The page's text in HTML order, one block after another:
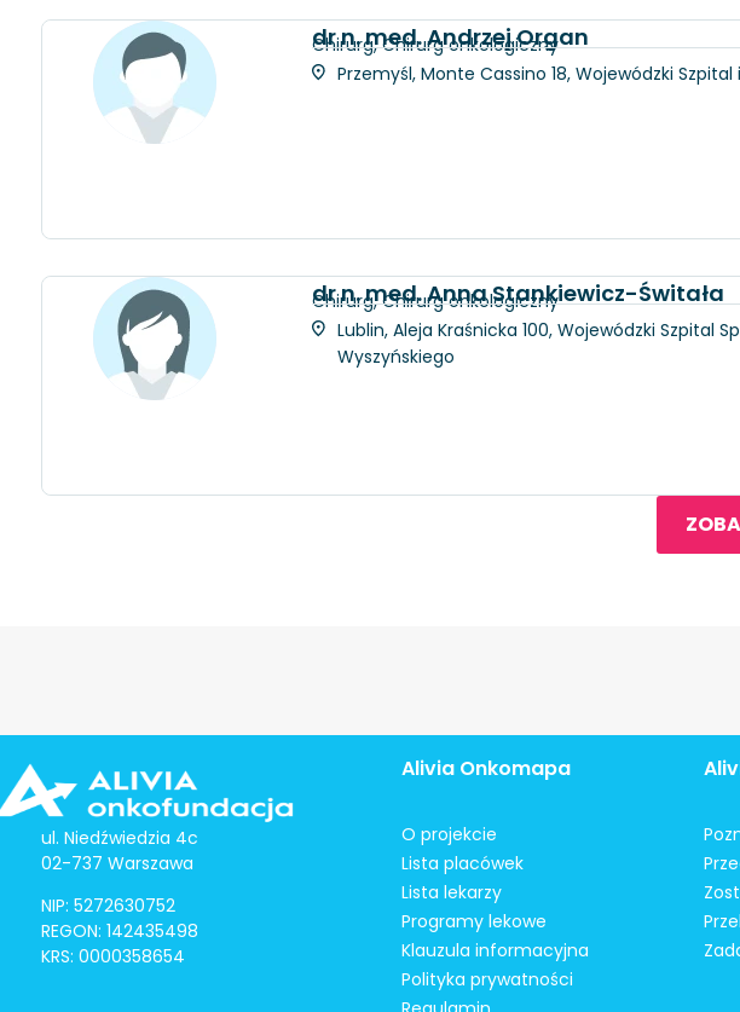
dr n. med. Andrzej Organ
Chirurg, Chirurg onkologiczny
Przemyśl, Monte Cassino 18, Wojewódzki Szpital
dr n. med. Anna Stankiewicz-Świtała
Chirurg, Chirurg onkologiczny
Lublin, Aleja Kraśnicka 100, Wojewódzki Szpital
Wyszyńskiego
ul. Niedźwiedzia 4c
02-737 Warszawa
NIP: 5272630752
REGON: 142435498
KRS: 0000358654
Alivia Onkomapa
O projekcie
Lista placówek
Lista lekarzy
Programy lekowe
Klauzula informacyjna
Polityka prywatności